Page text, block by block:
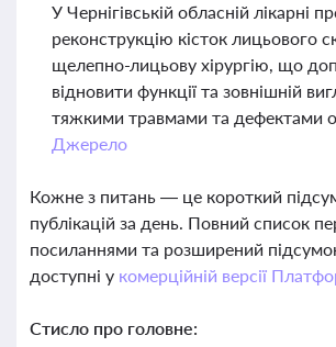
У Чернігівській обласній лікарні
реконструкцію кісток лицьового
щелепно-лицьову хірургію, що
відновити функції та зовнішній
тяжкими травмами та дефектами
Джерело
Кожне з питань — це короткий
публікацій за день. Повний список
посиланнями та розширений
доступні у комерційній версії
Стисло про головне: